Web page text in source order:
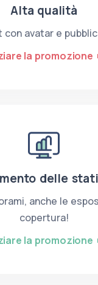
Alta qualità
con avatar e
la promozione
delle
anche le
copertura!
la promozione